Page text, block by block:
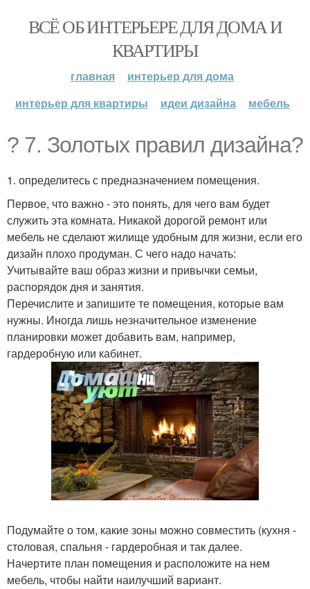
ВСЁ ОБ ИНТЕРЬЕРЕ ДЛЯ ДОМА И
КВАРТИРЫ
главная
интерьер для дома
интерьер для квартиры
идеи дизайна мебель
? 7. Золотых правил дизайна?
1. определитесь с предназначением помещения.
Первое, что важно - это понять, для чего вам будет
служить эта комната. Никакой дорогой ремонт или
мебель не сделают жилище удобным для жизни, если его
дизайн плохо продуман. С чего надо начать:
Учитывайте ваш образ жизни и привычки семьи,
распорядок дня и занятия.
Перечислите и запишите те помещения, которые вам
нужны. Иногда лишь незначительное изменение
планировки может добавить вам, например,
гардеробную или кабинет.
Подумайте о том, какие зоны можно совместить (кухня -
столовая, спальня - гардеробная и так далее.
Начертите план помещения и расположите на нем
мебель, чтобы найти наилучший вариант.